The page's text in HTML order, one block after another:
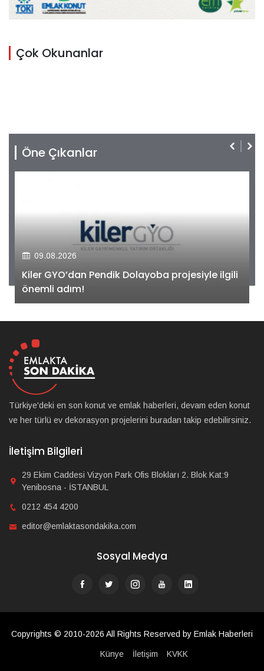
Çok Okunanlar
Öne Çıkanlar
09.08.2026
Kiler GYO’dan Pendik Dolayoba projesiyle ilgili
önemli adım!
Türkiye'deki en son konut ve emlak haberleri, devam eden konut
ve her türlü ev dekorasyon projelerini buradan takip edebilirsiniz.
İletişim Bilgileri
29 Ekim Caddesi Vizyon Park Ofis Blokları 2. Blok Kat:9
Yenibosna - İSTANBUL
0212 454 4200
editor@emlaktasondakika.com
Sosyal Medya
Copyrights © 2010-2026 All Rights Reserved by Emlak Haberleri
Künye İletişim KVKK